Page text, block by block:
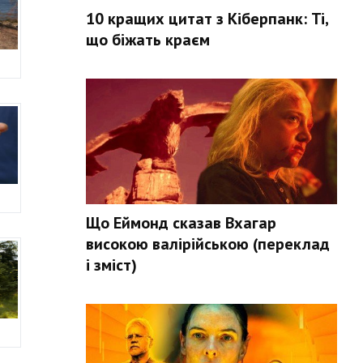
10 кращих цитат з Кіберпанк: Ті,
що біжать краєм
Що Еймонд сказав Вхагар
високою валірійською (переклад
і зміст)